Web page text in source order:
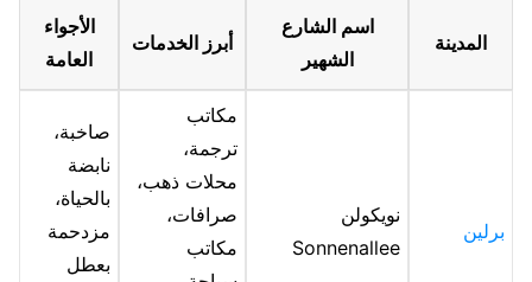
المدينة
اسم الشارع
الشهير
أبرز الخدمات
الأجواء
العامة
برلين
نويكولن
Sonnenallee
مكاتب
ترجمة،
محلات ذهب،
صرافات،
مكاتب
صاخبة،
نابضة
بالحياة،
مزدحمة
بعطل